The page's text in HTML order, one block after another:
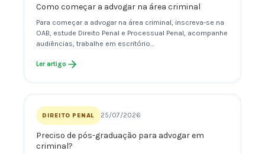
Como começar a advogar na área criminal
Para começar a advogar na área criminal, inscreva-se na
OAB, estude Direito Penal e Processual Penal, acompanhe
audiências, trabalhe em escritório…
Ler artigo
DIREITO PENAL 25/07/2026
Preciso de pós-graduação para advogar em
criminal?